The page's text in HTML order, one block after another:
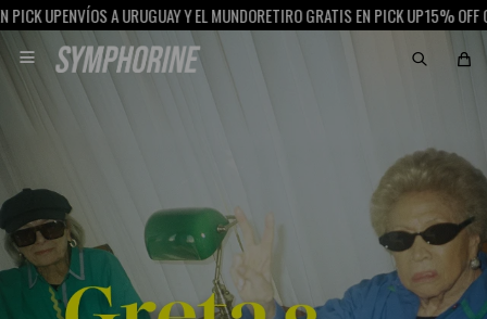
ENVÍOS A URUGUAY Y EL MUNDORETIRO GRATIS EN PICK UP15% OFF CON
